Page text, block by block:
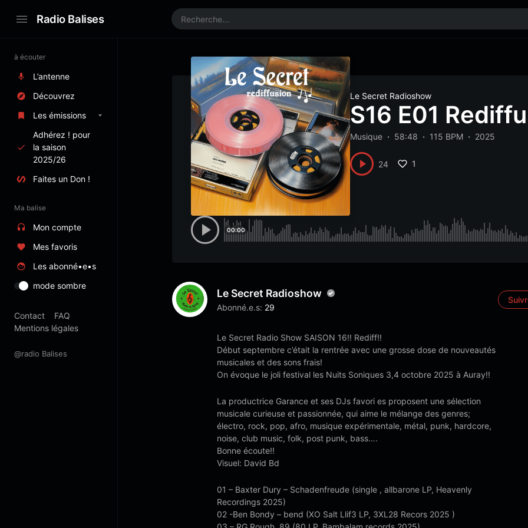
Radio Balises
à écouter
L’antenne
Découvrez
Les émissions
Adhérez ! pour
la saison
2025/26
Faites un Don !
Ma balise
Mon compte
Mes favoris
Les abonné•e•s
mode sombre
Contact
FAQ
Mentions légales
@radio Balises
Le Secret Radioshow
S16 E01
Musique 58:48 115 BPM 2025
24 1
00:00
Le Secret Radioshow
Abonné.e.s: 29
Le Secret Radio Show SAISON 16!! Rediff!!
Début septembre c’était la rentrée avec une grosse dose de nouveautés
musicales et des sons frais!
On évoque le joli festival les Nuits Soniques 3,4 octobre 2025 à Auray!!
La productrice Garance et ses DJs favori es proposent une sélection
musicale curieuse et passionnée, qui aime le mélange des genres;
électro, rock, pop, afro, musique expérimentale, métal, punk, hardcore,
noise, club music, folk, post punk, bass….
Bonne écoute!!
Visuel: David Bd
01 – Baxter Dury – Schadenfreude (single , allbarone LP, Heavenly
Recordings 2025)
02 -Ben Bondy – bend (XO Salt Llif3 LP, 3XL28 Recors 2025 )